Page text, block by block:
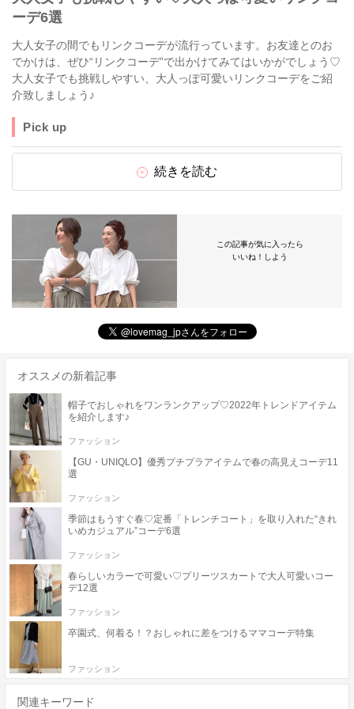
ーデ6選
大人女子の間でもリンクコーデが流行っています。お友達とのお
でかけは、ぜひ“リンクコーデ”で出かけてみてはいかがでしょう♡
大人女子でも挑戦しやすい、大人っぽ可愛いリンクコーデをご紹
介致しましょう♪
Pick up
続きを読む
この記事が気に入ったら
いいね！しよう
オススメの新着記事
帽子でおしゃれをワンランクアップ♡2022年トレンドアイテム
を紹介します♪
ファッション
【GU・UNIQLO】優秀プチプラアイテムで春の高見えコーデ11
選
ファッション
季節はもうすぐ春♡定番「トレンチコート」を取り入れた“きれ
いめカジュアル”コーデ6選
ファッション
春らしいカラーで可愛い♡プリーツスカートで大人可愛いコー
デ12選
ファッション
卒園式、何着る！？おしゃれに差をつけるママコーデ特集
ファッション
関連キーワード